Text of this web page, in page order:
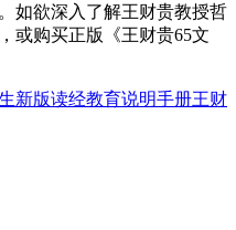
如欲深入了解王财贵教授哲
或购买正版《王财贵65文
新版读经教育说明手册王财